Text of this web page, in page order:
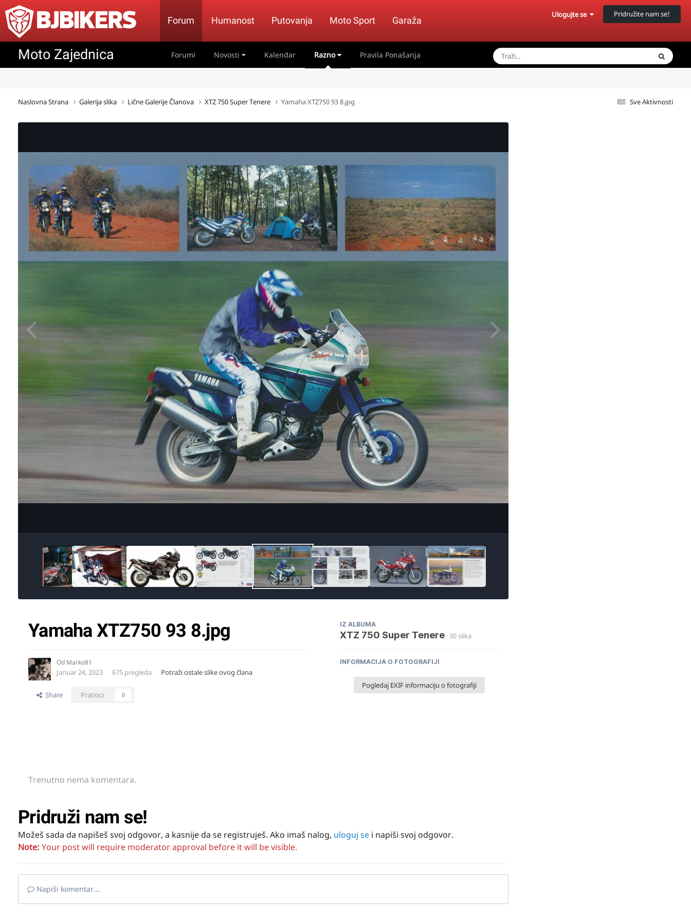
Forum Humanost Putovanja Moto Sport Garaža
Ulogujte se Pridružite nam se!
Moto Zajednica Forumi Novosti Kalendar Razno Pravila Ponašanja
Sve Aktivnosti
Naslovna Strana Galerija slika Lične Galerije Članova XTZ 750 Super Tenere Yamaha XTZ750 93 8.jpg
Yamaha XTZ750 93 8.jpg
Od Marko81
Januar 24, 2023 675 pregleda Potraži ostale slike ovog člana
Share Pratioci 0
IZ ALBUMA
XTZ 750 Super Tenere · 30 slika
INFORMACIJA O FOTOGRAFIJI
Pogledaj EXIF informaciju o fotografiji
Trenutno nema komentara.
Pridruži nam se!
Možeš sada da napišeš svoj odgovor, a kasnije da se registruješ. Ako imaš nalog, uloguj se i napiši svoj odgovor.
Note: Your post will require moderator approval before it will be visible.
Napiši komentar...